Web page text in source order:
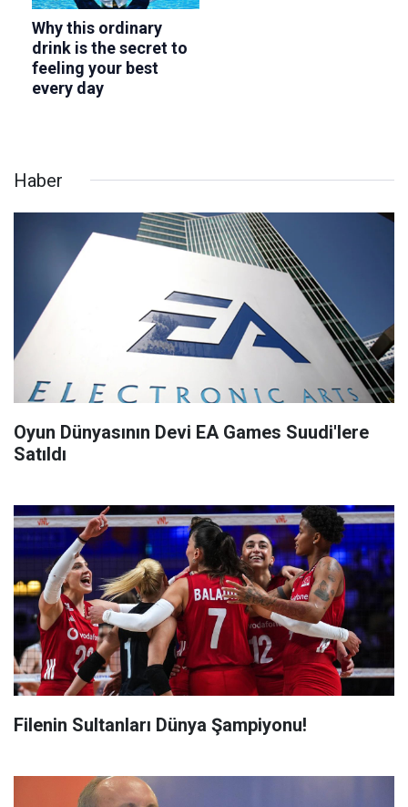
Haber
Oyun Dünyasının Devi EA Games Suudi'lere
Satıldı
Filenin Sultanları Dünya Şampiyonu!